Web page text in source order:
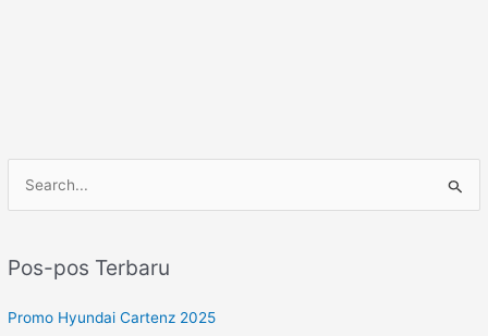
iPos-pos Terbaru
Promo Hyundai Cartenz 2025